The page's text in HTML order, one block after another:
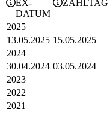
EX-
DATUM
ZAHLTAG
2025
13.05.2025 15.05.2025
2024
30.04.2024 03.05.2024
2023
2022
2021